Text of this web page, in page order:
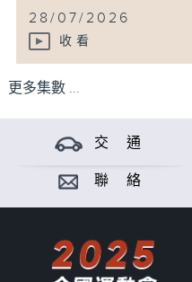
28/07/2026
收看
更多集數 ...
交 通
聯 絡